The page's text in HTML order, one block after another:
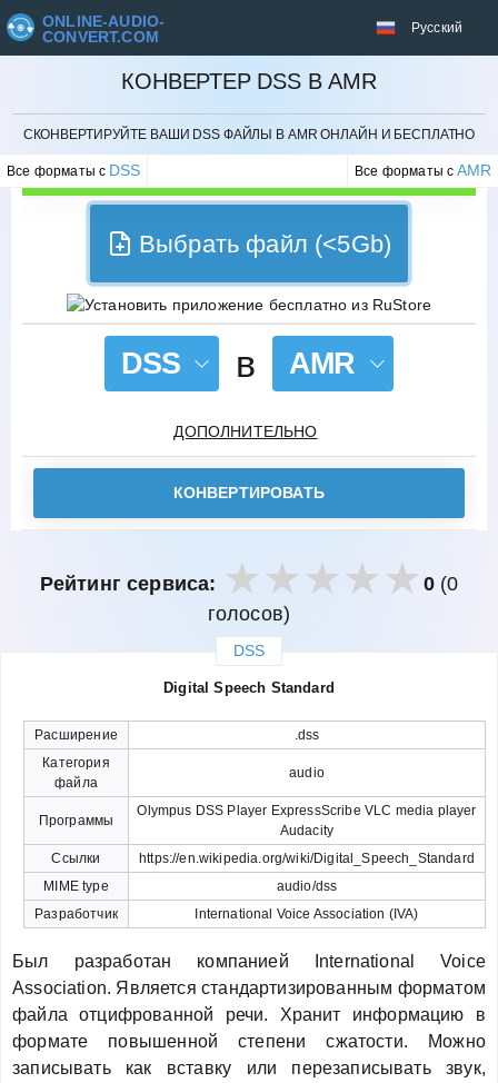
ONLINE-AUDIO-
CONVERT.COM
Русский
КОНВЕРТЕР DSS В AMR
СКОНВЕРТИРУЙТЕ ВАШИ DSS ФАЙЛЫ В AMR ОНЛАЙН И БЕСПЛАТНО
Все форматы с DSS Все форматы сAMR
ОТМЕНИТЬ
Выбрать файл (<5Gb)
DSS в AMR
ДОПОЛНИТЕЛЬНО
КОНВЕРТИРОВАТЬ
Рейтинг сервиса: 0(0
голосов)
DSS
Digital Speech Standard
Расширение
.dss
Категория
файла
audio
Программы
Olympus DSS Player ExpressScribe VLC media player
Audacity
Ссылки
https://en.wikipedia.org/wiki/Digital_Speech_Standard
MIME type
audio/dss
Разработчик
International Voice Association (IVA)
Был разработан компанией International Voice
Association. Является стандартизированным форматом
файла отцифрованной речи. Хранит информацию в
формате повышенной степени сжатости. Можно
записывать как вставку или перезаписывать звук,